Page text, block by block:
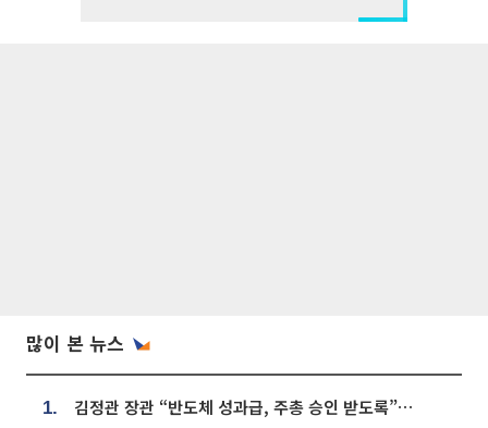
많이 본 뉴스
1. 김정관 장관 “반도체 성과급, 주총 승인 받도록”…상법·자본시장법 개정 시사